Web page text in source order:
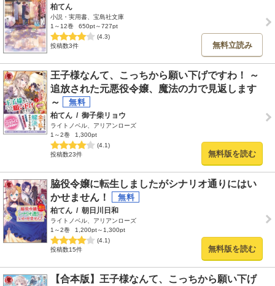
柏てん
小説・実用書、宝島社文庫
1～12巻
650pt～727pt
(4.3)
投稿数3件
無料立読み
王子様なんて、こっちから願い下げですわ！ ～
追放された元悪役令嬢、魔法の力で見返します
～
柏てん / 御子柴リョウ
ライトノベル、アリアンローズ
1～2巻
1,300pt
(4.1)
投稿数23件
無料版を読む
脇役令嬢に転生しましたがシナリオ通りにはい
かせません！
柏てん / 朝日川日和
ライトノベル、アリアンローズ
1～2巻
1,200pt～1,300pt
(4.1)
投稿数15件
無料版を読む
【合本版】王子様なんて、こっちから願い下げ